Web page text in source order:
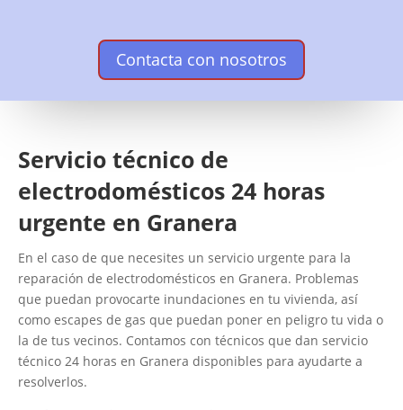
Contacta con nosotros
Servicio técnico de
electrodomésticos 24 horas
urgente en Granera
En el caso de que necesites un servicio urgente para la
reparación de electrodomésticos en Granera. Problemas
que puedan provocarte inundaciones en tu vivienda, así
como escapes de gas que puedan poner en peligro tu vida o
la de tus vecinos. Contamos con técnicos que dan servicio
técnico 24 horas en Granera disponibles para ayudarte a
resolverlos.